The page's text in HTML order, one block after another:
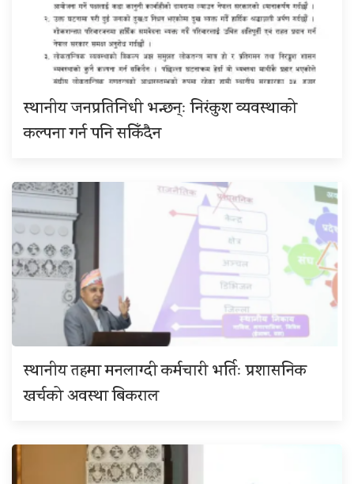
स्थानीय जनप्रतिनिधी भन्छन्ः निरंकुश व्यवस्थाको
कल्पना गर्न पनि सकिँदैन
स्थानीय तहमा मनलाग्दी कर्मचारी भर्तिः प्रशासनिक
खर्चको अवस्था बिकराल